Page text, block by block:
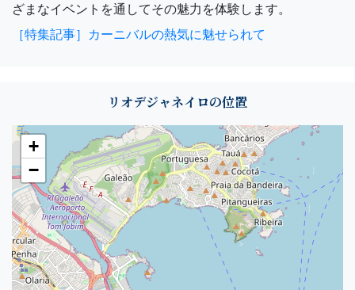
ざまなイベントを通してその魅力を体験します。
［特集記事］カーニバルの熱気に魅せられて
リオデジャネイロの位置
+
−